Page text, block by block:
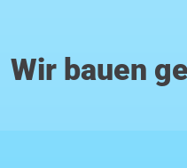
Wir bauen